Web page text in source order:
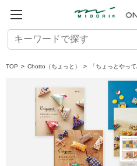
TOP > Chotto（ちょっと） > 「ちょっとやっ